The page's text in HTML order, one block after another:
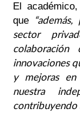
El
que
sector
innovaciones
y mejoras
nuestra
contribuyendo